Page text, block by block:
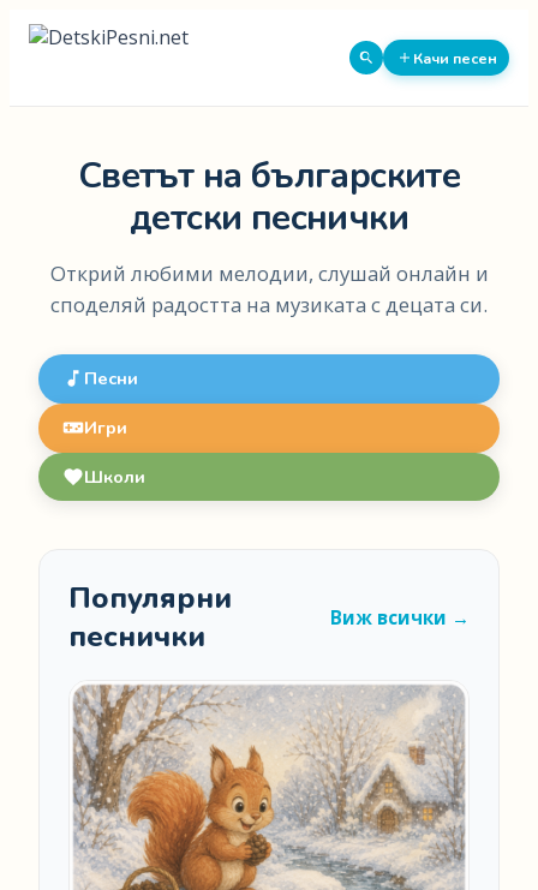
Качи песен
Светът на българските
детски песнички
Открий любими мелодии, слушай онлайн и
споделяй радостта на музиката с децата си.
Песни
Игри
Школи
Популярни
песнички
Виж всички →